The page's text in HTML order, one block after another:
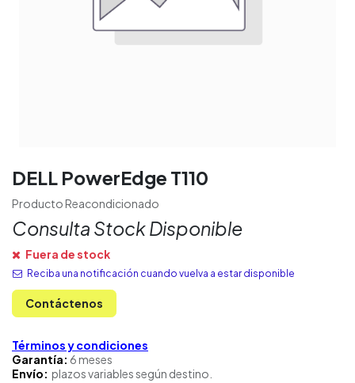
DELL PowerEdge T110
Producto Reacondicionado
Consulta Stock Disponible
Fuera de stock
Reciba una notificación cuando vuelva a estar disponible
Contáctenos
Términos y condiciones
Garantía: 6 meses
Envío: plazos variables según destino.